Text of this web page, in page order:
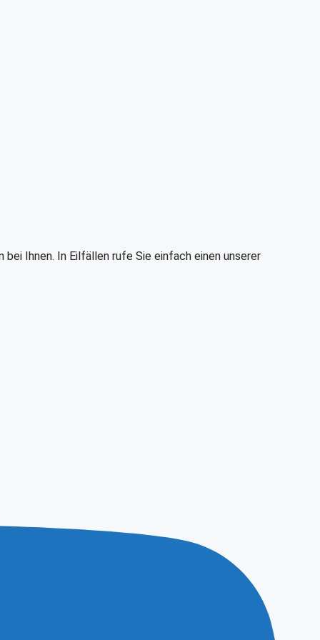
Ihnen. In Eilfällen rufe Sie einfach einen unserer